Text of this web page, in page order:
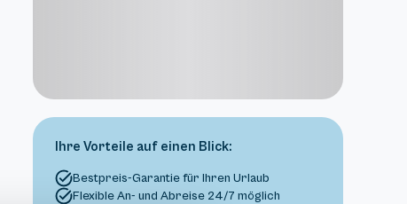
Ihre Vorteile auf einen Blick:
Bestpreis-Garantie für Ihren Urlaub
Flexible An- und Abreise 24/7 möglich